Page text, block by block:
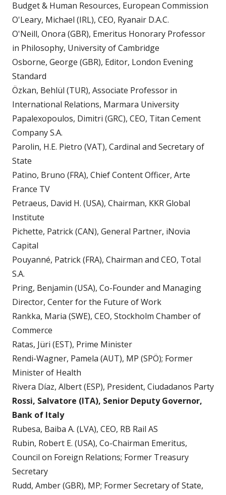
Budget & Human Resources, European Commission
O'Leary, Michael (IRL), CEO, Ryanair D.A.C.
O'Neill, Onora (GBR), Emeritus Honorary Professor
in Philosophy, University of Cambridge
Osborne, George (GBR), Editor, London Evening
Standard
Özkan, Behlül (TUR), Associate Professor in
International Relations, Marmara University
Papalexopoulos, Dimitri (GRC), CEO, Titan Cement
Company S.A.
Parolin, H.E. Pietro (VAT), Cardinal and Secretary of
State
Patino, Bruno (FRA), Chief Content Officer, Arte
France TV
Petraeus, David H. (USA), Chairman, KKR Global
Institute
Pichette, Patrick (CAN), General Partner, iNovia
Capital
Pouyanné, Patrick (FRA), Chairman and CEO, Total
S.A.
Pring, Benjamin (USA), Co-Founder and Managing
Director, Center for the Future of Work
Rankka, Maria (SWE), CEO, Stockholm Chamber of
Commerce
Ratas, Jüri (EST), Prime Minister
Rendi-Wagner, Pamela (AUT), MP (SPÖ); Former
Minister of Health
Rivera Díaz, Albert (ESP), President, Ciudadanos Party
Rossi, Salvatore (ITA), Senior Deputy Governor,
Bank of Italy
Rubesa, Baiba A. (LVA), CEO, RB Rail AS
Rubin, Robert E. (USA), Co-Chairman Emeritus,
Council on Foreign Relations; Former Treasury
Secretary
Rudd, Amber (GBR), MP; Former Secretary of State,